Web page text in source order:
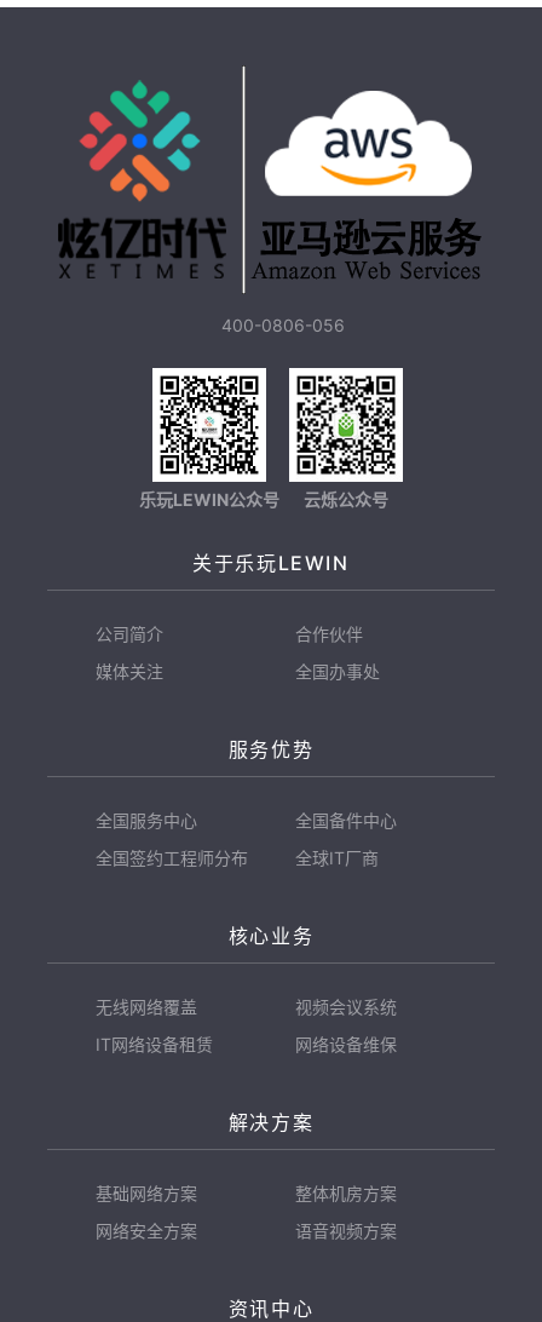
400-0806-056
乐玩LEWIN公众号 云烁公众号
关于乐玩LEWIN
公司简介
合作伙伴
媒体关注
全国办事处
服务优势
全国服务中心
全国备件中心
全国签约工程师分布
全球IT厂商
核心业务
无线网络覆盖
视频会议系统
IT网络设备租赁
网络设备维保
解决方案
基础网络方案
整体机房方案
网络安全方案
语音视频方案
资讯中心